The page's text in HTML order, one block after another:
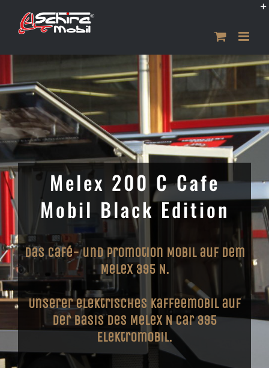
Inhalt
springen
Melex 200 C Cafe
Mobil Black Edition
Das Café- und Promotion Mobil auf dem
Melex 395 N.
Unserer elektrisches Kaffeemobil auf
der Basis des Melex N Car 395
Elektromobil.